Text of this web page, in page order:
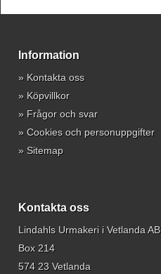
Information
» Kontakta oss
» Köpvillkor
» Frågor och svar
» Cookies och personuppgifter
» Sitemap
Kontakta oss
Lindahls Urmakeri i Vetlanda AB
Box 214
574 23 Vetlanda